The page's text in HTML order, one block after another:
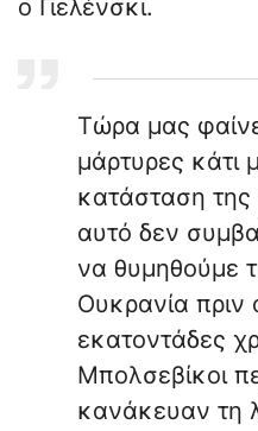
ο Γιελένσκι.
Τώρα μας
μάρτυρες κάτι
κατάσταση
αυτό δεν
να θυμηθούμε
Ουκρανία πριν
εκατοντάδες
Μπολσεβίκοι
κανάκευαν τη